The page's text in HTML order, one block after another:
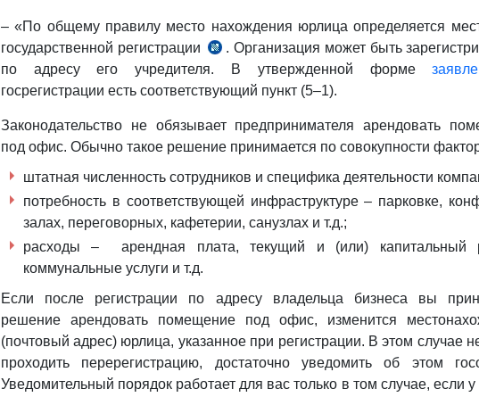
– «По общему правилу место нахождения юрлица определяется
государственной регистрации
. Организация может быть
по адресу его учредителя. В утвержденной форме
госрегистрации есть соответствующий пункт (5–1).
Законодательство не обязывает предпринимателя арендовать
под офис. Обычно такое решение принимается по совокупности
штатная численность сотрудников и специфика деятельности
потребность в соответствующей инфраструктуре – парковке,
залах, переговорных, кафетерии, санузлах и т.д.;
расходы – арендная плата, текущий и (или) капитальный
коммунальные услуги и т.д.
Если после регистрации по адресу владельца бизнеса вы
решение арендовать помещение под офис, изменится
(почтовый адрес) юрлица, указанное при регистрации. В этом случае
проходить перерегистрацию, достаточно уведомить об этом
Уведомительный порядок работает для вас только в том случае, если